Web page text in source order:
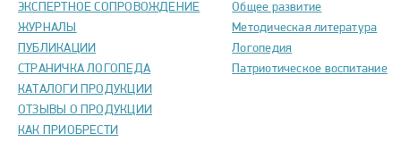
ЭКСПЕРТНОЕ СОПРОВОЖДЕНИЕ
ЖУРНАЛЫ
ПУБЛИКАЦИИ
СТРАНИЧКА ЛОГОПЕДА
КАТАЛОГИ ПРОДУКЦИИ
ОТЗЫВЫ О ПРОДУКЦИИ
КАК ПРИОБРЕСТИ
Общее развитие
Методическая литература
Логопедия
Патриотическое воспитание